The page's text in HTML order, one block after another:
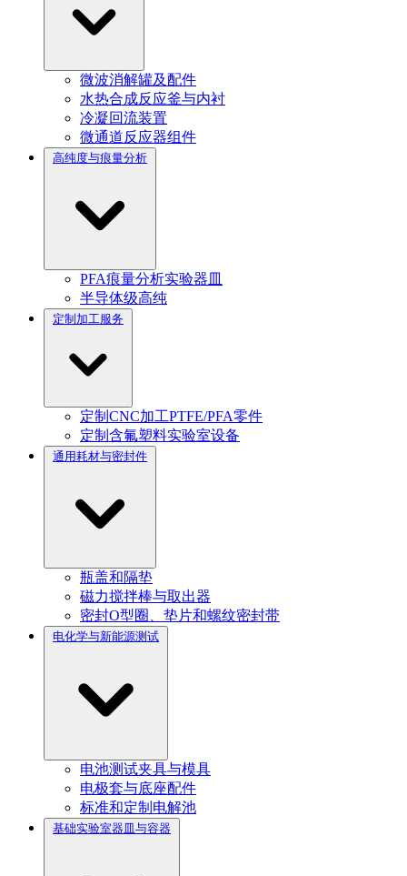
微波消解罐及配件
水热合成反应釜与内衬
冷凝回流装置
微通道反应器组件
高纯度与痕量分析
PFA痕量分析实验器皿
半导体级高纯
定制加工服务
定制CNC加工PTFE/PFA零件
定制含氟塑料实验室设备
通用耗材与密封件
瓶盖和隔垫
磁力搅拌棒与取出器
密封O型圈、垫片和螺纹密封带
电化学与新能源测试
电池测试夹具与模具
电极套与底座配件
标准和定制电解池
基础实验室器皿与容器